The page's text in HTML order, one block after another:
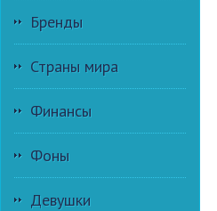
Бренды
Страны мира
Финансы
Фоны
Девушки